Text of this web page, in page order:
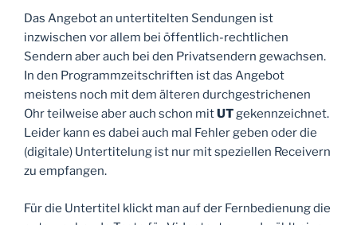
Das Angebot an untertitelten Sendungen ist
inzwischen vor allem bei öffentlich-rechtlichen
Sendern aber auch bei den Privatsendern gewachsen.
In den Programmzeitschriften ist das Angebot
meistens noch mit dem älteren durchgestrichenen
Ohr teilweise aber auch schon mitUTgekennzeichnet.
Leider kann es dabei auch mal Fehler geben oder die
(digitale) Untertitelung ist nur mit speziellen Receivern
zu empfangen.
Für die Untertitel klickt man auf der Fernbedienung die